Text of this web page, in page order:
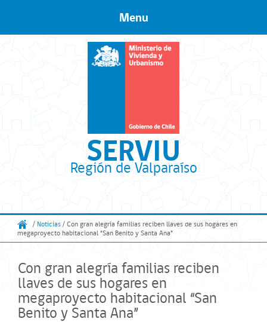
SERVIU
Región de Valparaíso
Menu
/ Noticias / Con gran alegría familias reciben llaves de sus hogares en
megaproyecto habitacional “San Benito y Santa Ana”
Con gran alegría familias reciben
llaves de sus hogares en
megaproyecto habitacional “San
Benito y Santa Ana”